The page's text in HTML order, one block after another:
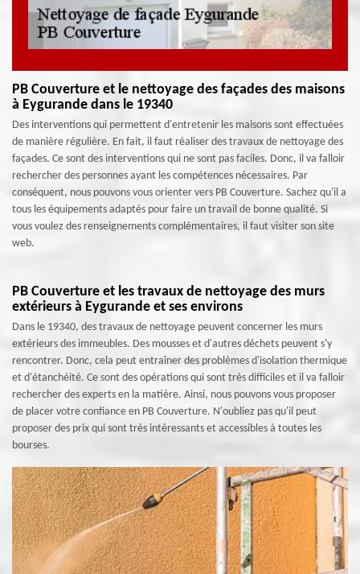
PB Couverture et le nettoyage des façades des maisons
à Eygurande dans le 19340
Des interventions qui permettent d'entretenir les maisons sont effectuées
de manière régulière. En fait, il faut réaliser des travaux de nettoyage des
façades. Ce sont des interventions qui ne sont pas faciles. Donc, il va falloir
rechercher des personnes ayant les compétences nécessaires. Par
conséquent, nous pouvons vous orienter vers PB Couverture. Sachez qu'il a
tous les équipements adaptés pour faire un travail de bonne qualité. Si
vous voulez des renseignements complémentaires, il faut visiter son site
web.
PB Couverture et les travaux de nettoyage des murs
extérieurs à Eygurande et ses environs
Dans le 19340, des travaux de nettoyage peuvent concerner les murs
extérieurs des immeubles. Des mousses et d'autres déchets peuvent s'y
rencontrer. Donc, cela peut entraîner des problèmes d'isolation thermique
et d'étanchéité. Ce sont des opérations qui sont très difficiles et il va falloir
rechercher des experts en la matière. Ainsi, nous pouvons vous proposer
de placer votre confiance en PB Couverture. N'oubliez pas qu'il peut
proposer des prix qui sont très intéressants et accessibles à toutes les
bourses.